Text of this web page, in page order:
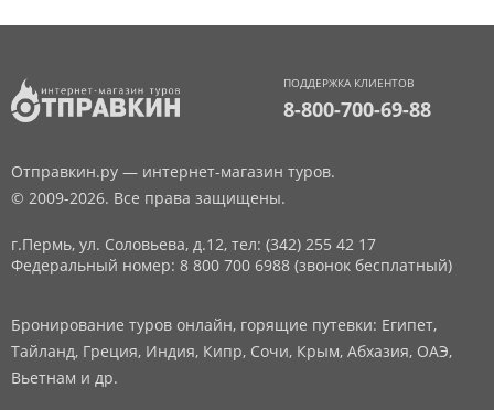
ПОДДЕРЖКА КЛИЕНТОВ
8-800-700-69-88
Отправкин.ру — интернет-магазин туров.
© 2009-2026. Все права защищены.
г.Пермь, ул. Соловьева, д.12, тел: (342) 255 42 17
Федеральный номер: 8 800 700 6988 (звонок бесплатный)
Бронирование туров онлайн, горящие путевки: Египет,
Тайланд, Греция, Индия, Кипр, Сочи, Крым, Абхазия, ОАЭ,
Вьетнам и др.